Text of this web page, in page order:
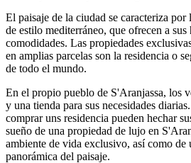
El paisaje de la ciudad se caracteriza por
de estilo mediterráneo, que ofrecen a sus
comodidades. Las propiedades
en amplias parcelas son la residencia o
de todo el mundo.
En el propio pueblo de S'Aranjassa, los
y una tienda para sus necesidades
comprar uns residencia pueden hechar
sueño de una propiedad de lujo en
ambiente de vida exclusivo, así como de
panorámica del paisaje.